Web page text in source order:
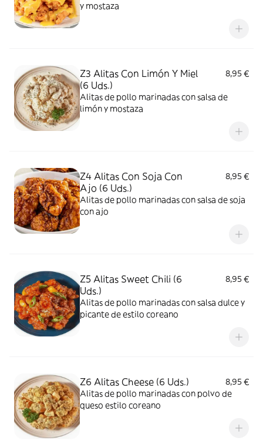
y mostaza
Z3 Alitas Con Limón Y Miel
(6 Uds.)
8,95 €
Alitas de pollo marinadas con salsa de
limón y mostaza
Z4 Alitas Con Soja Con
Ajo (6 Uds.)
8,95 €
Alitas de pollo marinadas con salsa de soja
con ajo
Z5 Alitas Sweet Chili (6
Uds.)
8,95 €
Alitas de pollo marinadas con salsa dulce y
picante de estilo coreano
Z6 Alitas Cheese (6 Uds.)
8,95 €
Alitas de pollo marinadas con polvo de
queso estilo coreano